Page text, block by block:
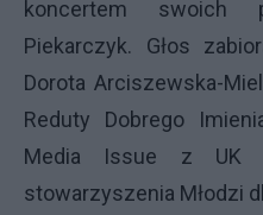
koncertem swoich
Piekarczyk. Głos
Dorota Arciszewska-
Reduty Dobrego
Media Issue z UK i
stowarzyszenia Młodzi